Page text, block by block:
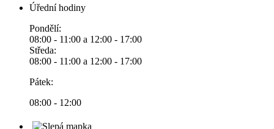
Úřední hodiny
Pondělí:
08:00 - 11:00 a 12:00 - 17:00
Středa:
08:00 - 11:00 a 12:00 - 17:00
Pátek:
08:00 - 12:00